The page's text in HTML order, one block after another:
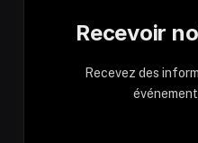
Recevoir
Recevez des